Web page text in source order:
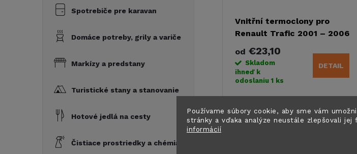
Používame súbory cookie, aby sme vám
stránky a vďaka analýze neustále zlepšovali
informácií
Spotrebiče pre karavan
Domáce potreby, grily a variče
Markízy a predstany
Turistické stany a stanovanie
Hotové jedlá na cesty
Čistiace prostriedky a chémia
Vnitřní termoclony pro
Renault Trafic 2001 – 2006
s komfortním obložením
KR + DR - druhá akosť
od €23,10
Skladom
ihneď k
odoslaniu 1 ks
DETAIL
kategórie druhej kvality z